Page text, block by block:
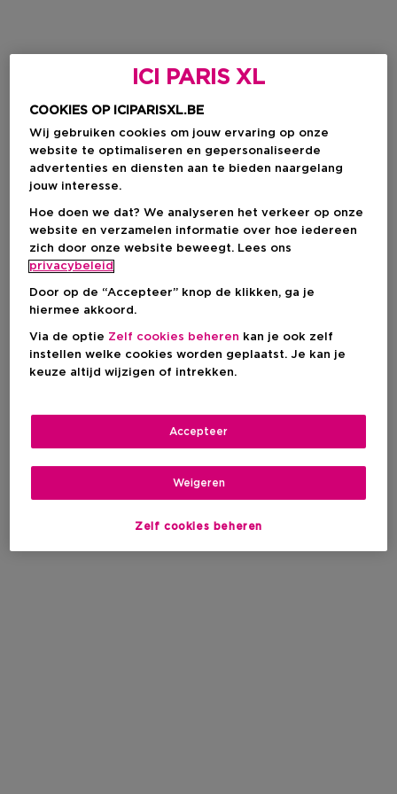
ICI PARIS XL
COOKIES OP ICIPARISXL.BE
Wij gebruiken cookies om jouw ervaring op onze
website te optimaliseren en gepersonaliseerde
advertenties en diensten aan te bieden naargelang
jouw interesse.
Hoe doen we dat? We analyseren het verkeer op onze
website en verzamelen informatie over hoe iedereen
zich door onze website beweegt. Lees ons
privacybeleid
Door op de “Accepteer” knop de klikken, ga je
hiermee akkoord.
Via de optie Zelf cookies beheren kan je ook zelf
instellen welke cookies worden geplaatst. Je kan je
keuze altijd wijzigen of intrekken.
Zelf cookies beheren
Weigeren
Accepteer